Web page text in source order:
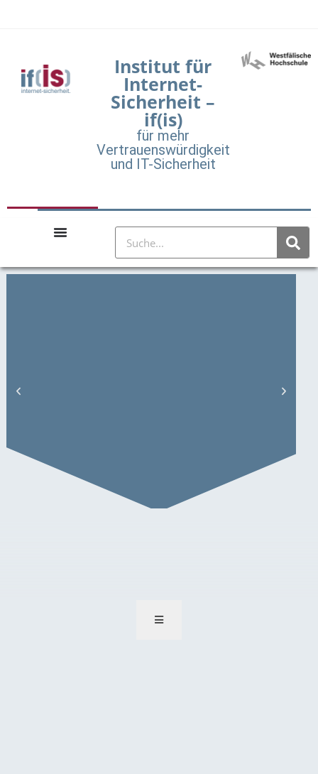
Institut für
Internet-
Sicherheit –
if(is)
für mehr
Vertrauenswürdigkeit
und IT-Sicherheit